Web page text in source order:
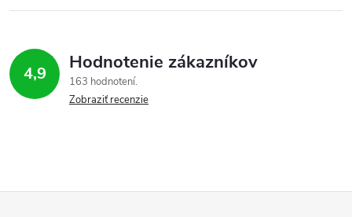
4,9 Hodnotenie zákazníkov
163 hodnotení
Zobraziť recenzie